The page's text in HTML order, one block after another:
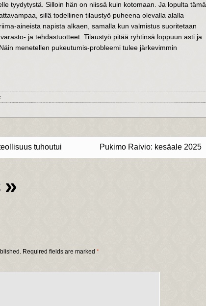
tyydytystä. Silloin hän on niissä kuin kotomaan. Ja lopulta tämä
sillä todellinen tilaustyö puheena olevalla alalla
aineista napista alkaen, samalla kun valmistus suoritetaan
ja tehdastuotteet. Tilaustyö pitää ryhtinsä loppuun asti ja
menetellen pukeutumis-probleemi tulee järkevimmin
Pukimo Raivio: kesäale 2025
tuhoutui
»
Required fields are marked *